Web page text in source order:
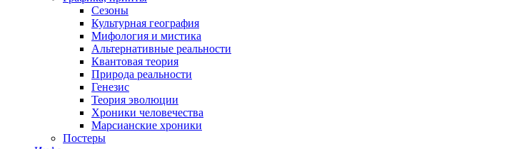
Сезоны
Культурная география
Мифология и мистика
Альтернативные реальности
Квантовая теория
Природа реальности
Генезис
Теория эволюции
Хроники человечества
Марсианские хроники
Постеры